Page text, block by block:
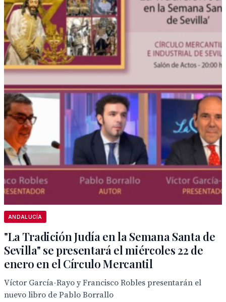
ANDALUCÍA
"La Tradición Judía en la Semana Santa de
Sevilla" se presentará el miércoles 22 de
enero en el Círculo Mercantil
Víctor García-Rayo y Francisco Robles presentarán el
nuevo libro de Pablo Borrallo